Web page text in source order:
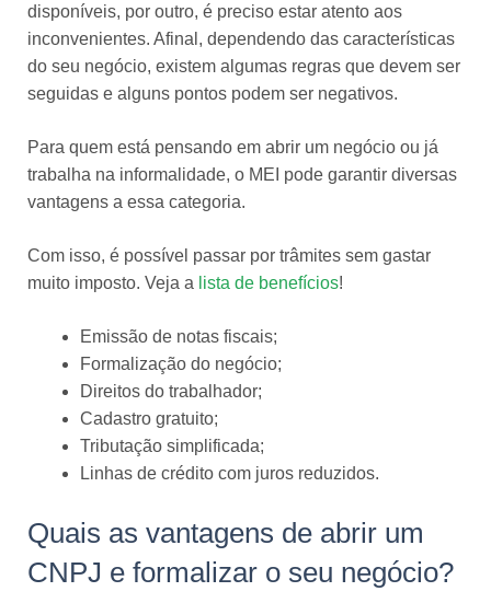
disponíveis, por outro, é preciso estar atento aos
inconvenientes. Afinal, dependendo das características
do seu negócio, existem algumas regras que devem ser
seguidas e alguns pontos podem ser negativos.
Para quem está pensando em abrir um negócio ou já
trabalha na informalidade, o MEI pode garantir diversas
vantagens a essa categoria.
Com isso, é possível passar por trâmites sem gastar
muito imposto. Veja a lista de benefícios!
Emissão de notas fiscais;
Formalização do negócio;
Direitos do trabalhador;
Cadastro gratuito;
Tributação simplificada;
Linhas de crédito com juros reduzidos.
Quais as vantagens de abrir um
CNPJ e formalizar o seu negócio?